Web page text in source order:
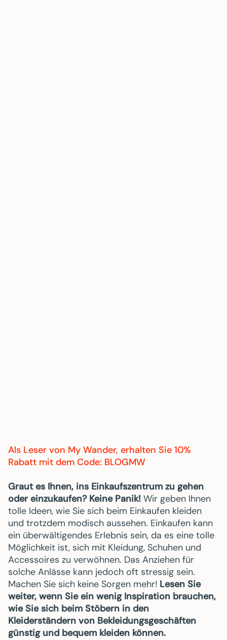
Als Leser von My Wander, erhalten Sie 10%
Rabatt mit dem Code: BLOGMW
Graut es Ihnen, ins Einkaufszentrum zu gehen
oder einzukaufen? Keine Panik! Wir geben Ihnen
tolle Ideen, wie Sie sich beim Einkaufen kleiden
und trotzdem modisch aussehen. Einkaufen kann
ein überwältigendes Erlebnis sein, da es eine tolle
Möglichkeit ist, sich mit Kleidung, Schuhen und
Accessoires zu verwöhnen. Das Anziehen für
solche Anlässe kann jedoch oft stressig sein.
Machen Sie sich keine Sorgen mehr! Lesen Sie
weiter, wenn Sie ein wenig Inspiration brauchen,
wie Sie sich beim Stöbern in den
Kleiderständern von Bekleidungsgeschäften
günstig und bequem kleiden können.